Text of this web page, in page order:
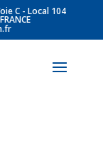
C - Local 104